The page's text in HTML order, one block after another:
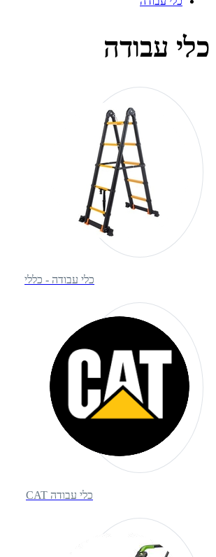
כלי עבודה
כלי עבודה - כללי
כלי עבודה CAT